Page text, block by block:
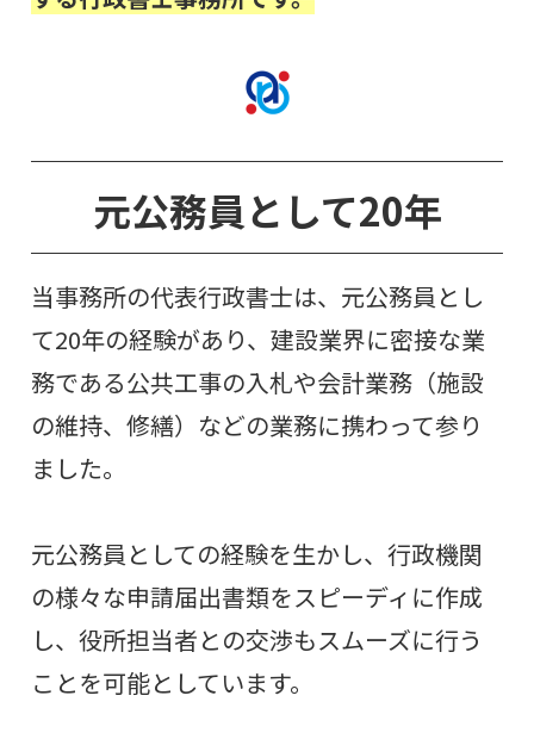
元公務員として20年
当事務所の代表行政書士は、元公務員とし
て20年の経験があり、建設業界に密接な業
務である公共工事の入札や会計業務（施設
の維持、修繕）などの業務に携わって参り
ました。
元公務員としての経験を生かし、行政機関
の様々な申請届出書類をスピーディに作成
し、役所担当者との交渉もスムーズに行う
ことを可能としています。